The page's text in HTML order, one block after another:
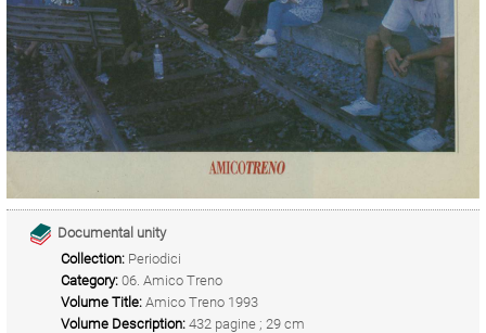
Documental unity
Collection: Periodici
Category: 06. Amico Treno
Volume Title: Amico Treno 1993
Volume Description: 432 pagine ; 29 cm